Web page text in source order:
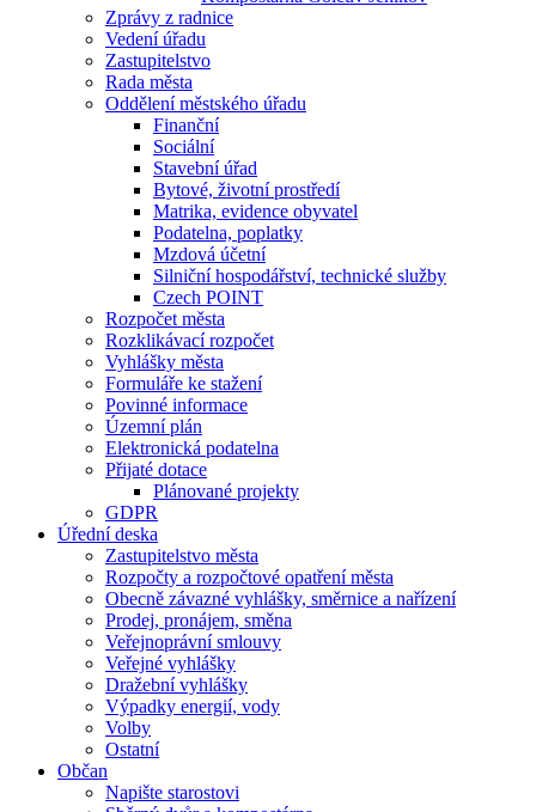
Zprávy z radnice
Vedení úřadu
Zastupitelstvo
Rada města
Oddělení městského úřadu
Finanční
Sociální
Stavební úřad
Bytové, životní prostředí
Matrika, evidence obyvatel
Podatelna, poplatky
Mzdová účetní
Silniční hospodářství, technické služby
Czech POINT
Rozpočet města
Rozklikávací rozpočet
Vyhlášky města
Formuláře ke stažení
Povinné informace
Územní plán
Elektronická podatelna
Přijaté dotace
Plánované projekty
GDPR
Úřední deska
Zastupitelstvo města
Rozpočty a rozpočtové opatření města
Obecně závazné vyhlášky, směrnice a nařízení
Prodej, pronájem, směna
Veřejnoprávní smlouvy
Veřejné vyhlášky
Dražební vyhlášky
Výpadky energií, vody
Volby
Ostatní
Občan
Napište starostovi